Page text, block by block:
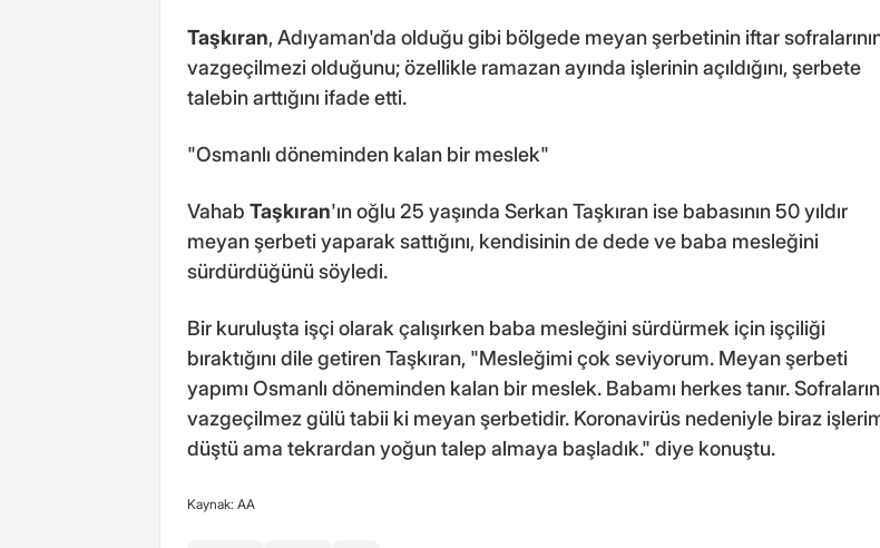
Taşkıran, Adıyaman'da olduğu gibi bölgede meyan şerbetinin iftar
vazgeçilmezi olduğunu; özellikle ramazan ayında işlerinin açıldığını, şerbete
talebin arttığını ifade etti.
"Osmanlı döneminden kalan bir meslek"
Vahab Taşkıran'ın oğlu 25 yaşında Serkan Taşkıran ise babasının 50 yıldır
meyan şerbeti yaparak sattığını, kendisinin de dede ve baba mesleğini
sürdürdüğünü söyledi.
Bir kuruluşta işçi olarak çalışırken baba mesleğini sürdürmek için işçiliği
bıraktığını dile getiren Taşkıran, "Mesleğimi çok seviyorum. Meyan şerbeti
yapımı Osmanlı döneminden kalan bir meslek. Babamı herkes tanır. Sofraların
vazgeçilmez gülü tabii ki meyan şerbetidir. Koronavirüs nedeniyle biraz
düştü ama tekrardan yoğun talep almaya başladık." diye konuştu.
Kaynak: AA